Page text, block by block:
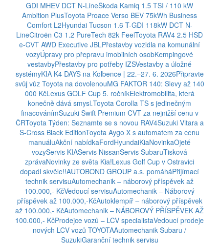
GDI MHEV DCT N-LineŠkoda Kamiq 1.5 TSI / 110 kW
Ambition PlusToyota Proace Verso BEV 75kWh Business
Comfort L2Hyundai Tucson 1.6 T-GDI 118kW DCT N-
LineCitroën C3 1.2 PureTech 82k FeelToyota RAV4 2.5 HSD
e-CVT AWD Executive JBLPřestavby vozidla na komunální
vozyÚpravy pro přepravu imobilních osobKempingové
vestavbyPřestavby pro potřeby IZSVestavby a úložné
systémyKIA K4 DAYS na Kolbence | 22.–27. 6. 2026Připravte
svůj vůz Toyota na dovolenouMG FAKTOR 140: Slevy až 140
000 KčLexus GOLF Cup 5. ročníkElektromobilita, která
konečně dává smysl.Toyota Corolla TS s jedinečným
finacovánímSuzuki Swift Premium CVT za nejnižší cenu v
ČRToyota Týden: Seznamte se s novou RAV4Suzuki Vitara a
S-Cross Black EditionToyota Aygo X s automatem za cenu
manuáluAkční nabídkaFordHyundaiKiaNovinkaOjeté
vozyServis KIAServis NissanServis SubaruTisková
zprávaNovinky ze světa Kia!Lexus Golf Cup v Ostravici
dopadl skvěle!!AUTOBOND GROUP a.s. pomáháPřijímací
technik servisuAutomechanik – náborový příspěvek až
100.000,- KčVedoucí servisuAutomechanik – Náborový
příspěvek až 100.000,-KčAutoklempíř – náborový příspěvek
až 100.000,- KčAutomechanik – NÁBOROVÝ PŘÍSPĚVEK AŽ
100.000,- KčProdejce vozů – LCV specialistaVedoucí prodeje
nových LCV vozů TOYOTAAutomechanik Subaru /
SuzukiGaranční technik servisu